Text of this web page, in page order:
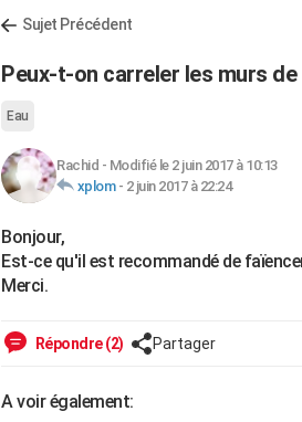
Sujet Précédent
Peux-t-on carreler les murs de
Eau
Rachid - Modifié le 2 juin 2017 à 10:13
xplom- 2 juin 2017 à 22:24
Bonjour,
Est-ce qu'il est recommandé de
Merci.
Répondre (2) Partager
A voir également: